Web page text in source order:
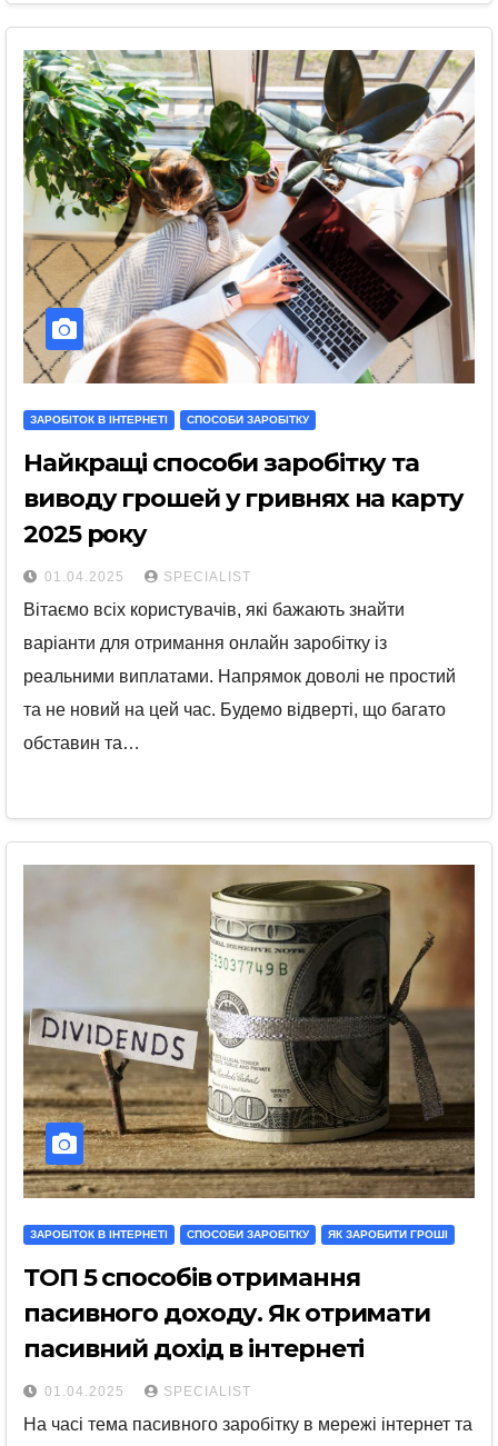
ЗАРОБІТОК В ІНТЕРНЕТІ СПОСОБИ ЗАРОБІТКУ
Найкращі способи заробітку та
виводу грошей у гривнях на карту
2025 року
01.04.2025 SPECIALIST
Вітаємо всіх користувачів, які бажають знайти
варіанти для отримання онлайн заробітку із
реальними виплатами. Напрямок доволі не простий
та не новий на цей час. Будемо відверті, що багато
обставин та…
ЗАРОБІТОК В ІНТЕРНЕТІ СПОСОБИ ЗАРОБІТКУ ЯК ЗАРОБИТИ ГРОШІ
ТОП 5 способів отримання
пасивного доходу. Як отримати
пасивний дохід в інтернеті
01.04.2025 SPECIALIST
На часі тема пасивного заробітку в мережі інтернет та